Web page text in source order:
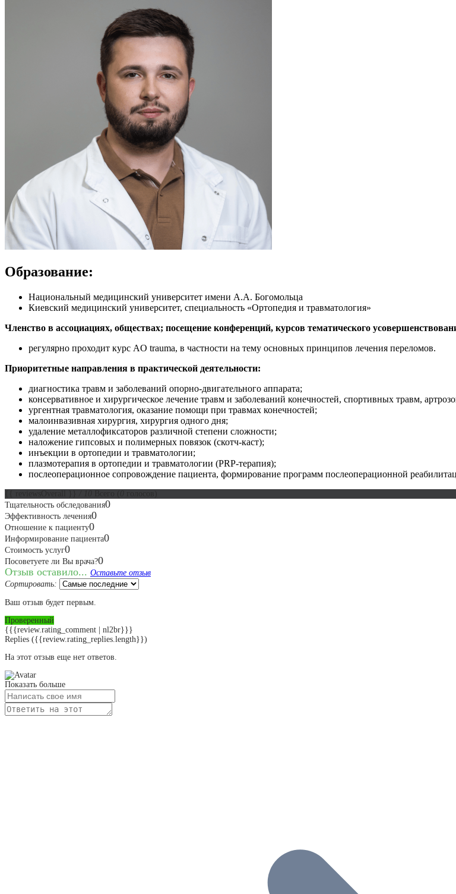
Образование:
Национальный медицинский университет имени А.А. Богомольца
Киевский медицинский университет, специальность «Ортопедия и травматология»
Членство в ассоциациях, обществах; посещение конференций, курсов тематического
регулярно проходит курс AO trauma, в частности на тему основных принципов лечения переломов.
Приоритетные направления в практической деятельности:
диагностика травм и заболеваний опорно-двигательного аппарата;
консервативное и хирургическое лечение травм и заболеваний конечностей, спортивных травм,
ургентная травматология, оказание помощи при травмах конечностей;
малоинвазивная хирургия, хирургия одного дня;
удаление металлофиксаторов различной степени сложности;
наложение гипсовых и полимерных повязок (скотч-каст);
инъекции в ортопедии и травматологии;
плазмотерапия в ортопедии и травматологии (PRP-терапия);
послеоперационное сопровождение пациента, формирование программ послеоперационной
Тщательность обследования0
Эффективность лечения0
Отношение к пациенту0
Информирование пациента0
Стоимость услуг0
Посоветуете ли Вы врача?0
Отзыв оставило... Оставьте отзыв
Сортировать:
Ваш отзыв будет первым.
Проверенный
{{{review.rating_comment | nl2br}}}
Replies ({{review.rating_replies.length}})
На этот отзыв еще нет ответов.
Показать больше